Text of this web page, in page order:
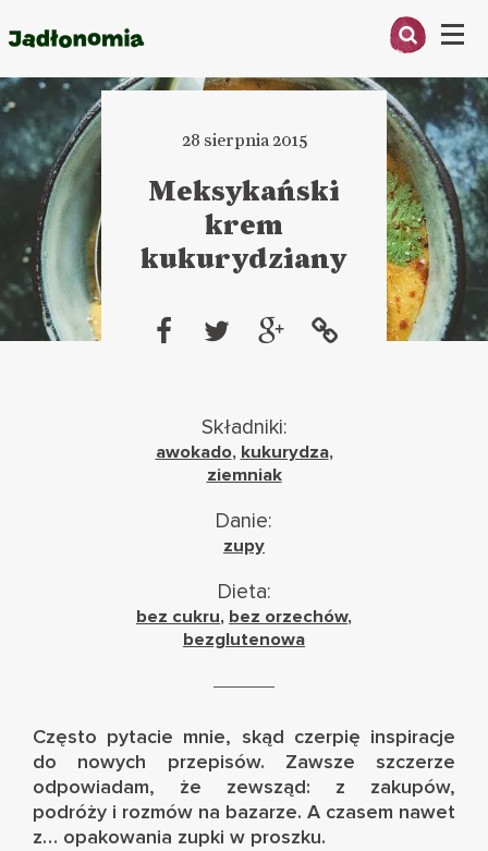
Menu
ARTYKUŁY
KSIĄŻKI
KONTAKT
28 sierpnia 2015
Meksykański
krem
kukurydziany
Składniki:
awokado, kukurydza,
ziemniak
Danie:
zupy
Dieta:
bez cukru, bez orzechów,
bezglutenowa
Często pytacie mnie, skąd czerpię inspiracje
do nowych przepisów. Zawsze szczerze
odpowiadam, że zewsząd: z zakupów,
podróży i rozmów na bazarze. A czasem nawet
z… opakowania zupki w proszku.